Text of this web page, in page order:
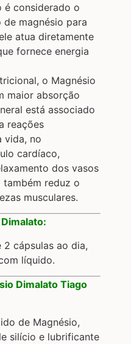
é considerado o
de magnésio para
atua diretamente
fornece energia
o Magnésio
maior absorção
está associado
reações
vida, no
cardíaco,
dos vasos
também reduz o
musculares.
2 cápsulas ao dia,
líquido.
Dimalato Tiago
de Magnésio,
silício e lubrificante